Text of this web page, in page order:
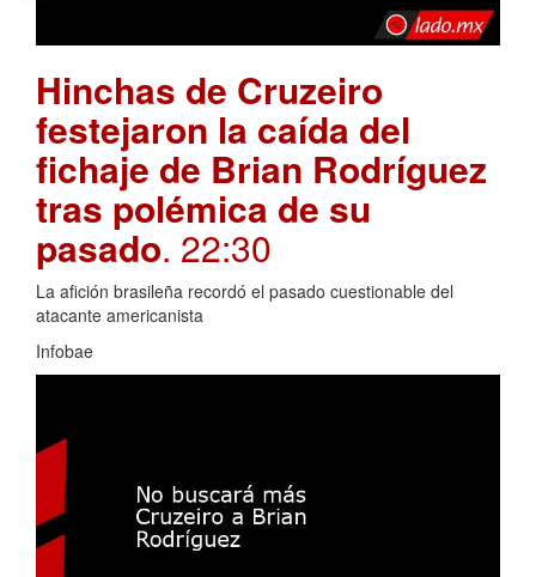
Hinchas de Cruzeiro
festejaron la caída del
fichaje de Brian Rodríguez
tras polémica de su
pasado. 22:30
La afición brasileña recordó el pasado cuestionable del
atacante americanista
Infobae